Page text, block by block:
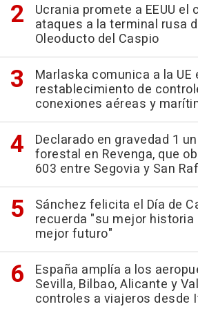
Ucrania promete a EEUU el
ataques a la terminal rusa
Oleoducto del Caspio
Marlaska comunica a la UE
restablecimiento de
conexiones aéreas y
Declarado en gravedad 1
forestal en Revenga, que
603 entre Segovia y San
Sánchez felicita el Día de
recuerda "su mejor
mejor futuro"
España amplía a los
Sevilla, Bilbao, Alicante y
controles a viajeros desde